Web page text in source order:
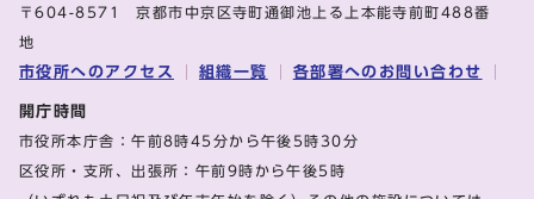
〒604-8571 京都市中京区寺町通御池上る上本能寺前町488番
地
市役所へのアクセス 組織一覧 各部署へのお問い合わせ
開庁時間
市役所本庁舎：午前8時45分から午後5時30分
区役所・支所、出張所：午前9時から午後5時